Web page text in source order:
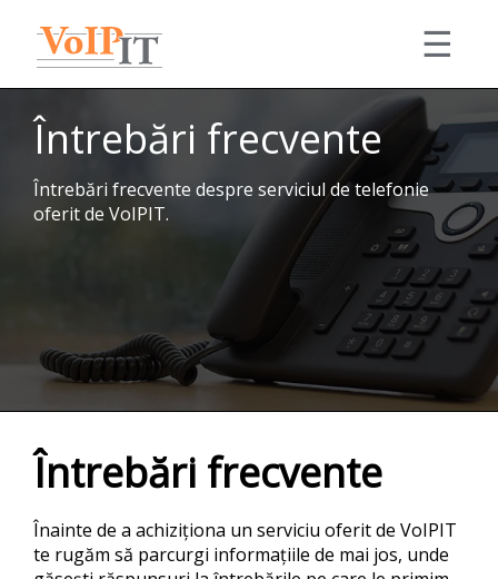
Soluții
Servicii
Telefonie
Înregistrare mesaje audio
Echipamente
Centrale
Portofoliu
Română
Română
☰
Întrebări frecvente
Întrebări frecvente despre serviciul de telefonie
oferit de VoIPIT.
Consultanță
Expertiza noastră în VoIP și IT, suport tehnic,
integrări, proiecte complexe.
Accolades
pe platforma Accolades, dezvoltată intern de
VoIPIT.
Întrebări frecvente
Înainte de a achiziționa un serviciu oferit de VoIPIT
te rugăm să parcurgi informațiile de mai jos, unde